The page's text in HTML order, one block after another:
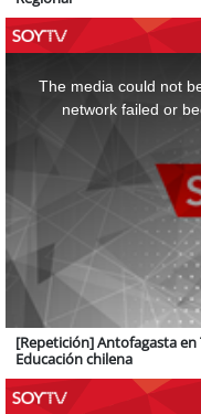
The media could not
network failed or
[Repetición] Antofagasta
Educación chilena